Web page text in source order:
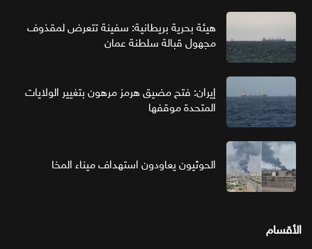
هيئة بحرية بريطانية: سفينة تتعرض لمقذوف
مجهول قبالة سلطنة عمان
إيران: فتح مضيق هرمز مرهون بتغيير الولايات
المتحدة موقفها
الحوثيون يعاودون استهداف ميناء المخا
الأقسام